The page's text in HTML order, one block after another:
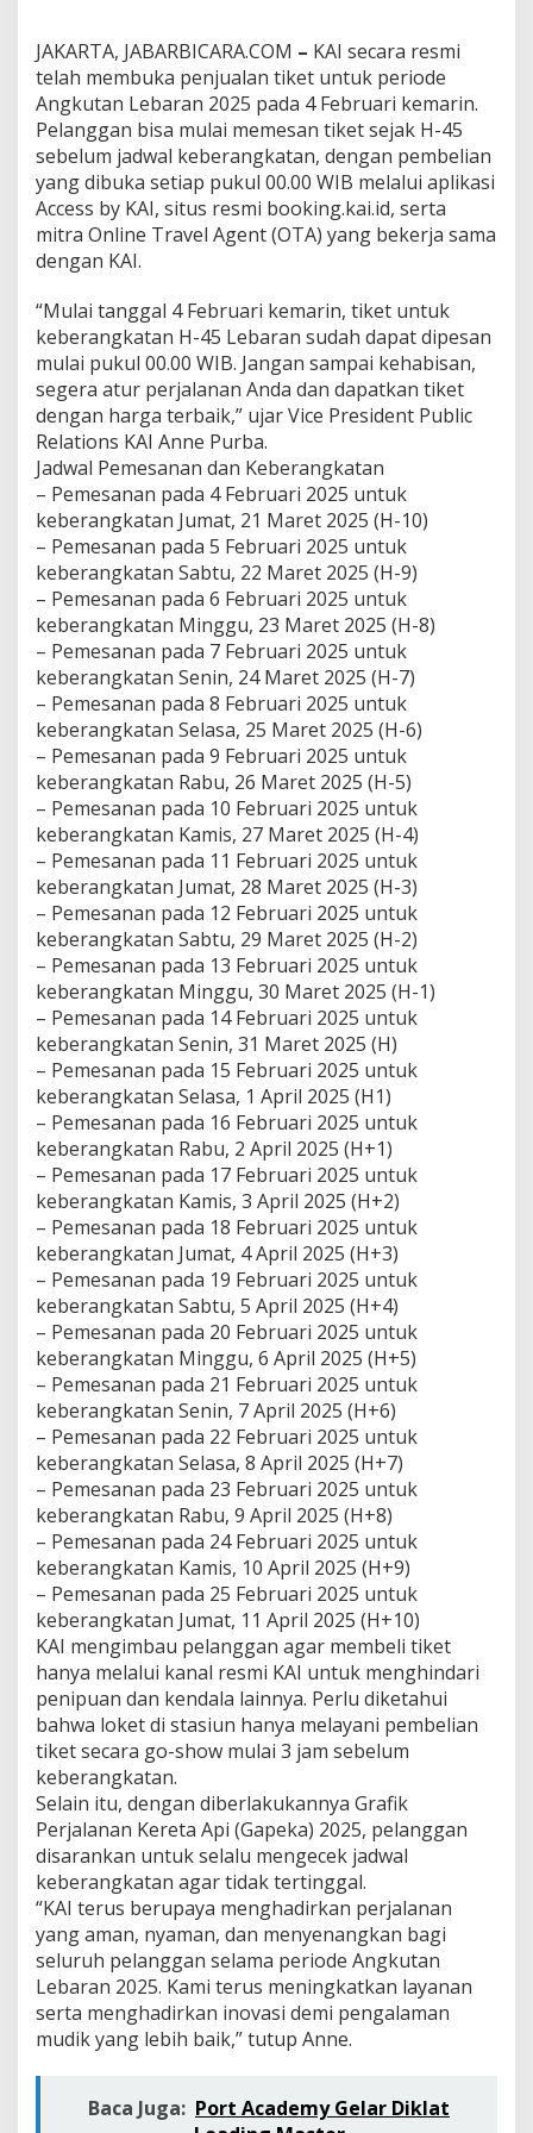
M
u
l
a
i
B
i
s
a
D
i
e
s
a
n
S
e
t
i
a
p
P
u
u
l
0
0
.
0
0
W
I
B
JAKARTA, JABARBICARA.COM – KAI secara resmi
telah membuka penjualan tiket untuk periode
Angkutan Lebaran 2025 pada 4 Februari kemarin.
Pelanggan bisa mulai memesan tiket sejak H-45
sebelum jadwal keberangkatan, dengan pembelian
yang dibuka setiap pukul 00.00 WIB melalui aplikasi
Access by KAI, situs resmi booking.kai.id, serta
mitra Online Travel Agent (OTA) yang bekerja sama
dengan KAI.
“Mulai tanggal 4 Februari kemarin, tiket untuk
keberangkatan H-45 Lebaran sudah dapat dipesan
mulai pukul 00.00 WIB. Jangan sampai kehabisan,
segera atur perjalanan Anda dan dapatkan tiket
dengan harga terbaik,” ujar Vice President Public
Relations KAI Anne Purba.
Jadwal Pemesanan dan Keberangkatan
– Pemesanan pada 4 Februari 2025 untuk
keberangkatan Jumat, 21 Maret 2025 (H-10)
– Pemesanan pada 5 Februari 2025 untuk
keberangkatan Sabtu, 22 Maret 2025 (H-9)
– Pemesanan pada 6 Februari 2025 untuk
keberangkatan Minggu, 23 Maret 2025 (H-8)
– Pemesanan pada 7 Februari 2025 untuk
keberangkatan Senin, 24 Maret 2025 (H-7)
– Pemesanan pada 8 Februari 2025 untuk
keberangkatan Selasa, 25 Maret 2025 (H-6)
– Pemesanan pada 9 Februari 2025 untuk
keberangkatan Rabu, 26 Maret 2025 (H-5)
– Pemesanan pada 10 Februari 2025 untuk
keberangkatan Kamis, 27 Maret 2025 (H-4)
– Pemesanan pada 11 Februari 2025 untuk
keberangkatan Jumat, 28 Maret 2025 (H-3)
– Pemesanan pada 12 Februari 2025 untuk
keberangkatan Sabtu, 29 Maret 2025 (H-2)
– Pemesanan pada 13 Februari 2025 untuk
keberangkatan Minggu, 30 Maret 2025 (H-1)
– Pemesanan pada 14 Februari 2025 untuk
keberangkatan Senin, 31 Maret 2025 (H)
– Pemesanan pada 15 Februari 2025 untuk
keberangkatan Selasa, 1 April 2025 (H1)
– Pemesanan pada 16 Februari 2025 untuk
keberangkatan Rabu, 2 April 2025 (H+1)
– Pemesanan pada 17 Februari 2025 untuk
keberangkatan Kamis, 3 April 2025 (H+2)
– Pemesanan pada 18 Februari 2025 untuk
keberangkatan Jumat, 4 April 2025 (H+3)
– Pemesanan pada 19 Februari 2025 untuk
keberangkatan Sabtu, 5 April 2025 (H+4)
– Pemesanan pada 20 Februari 2025 untuk
keberangkatan Minggu, 6 April 2025 (H+5)
– Pemesanan pada 21 Februari 2025 untuk
keberangkatan Senin, 7 April 2025 (H+6)
– Pemesanan pada 22 Februari 2025 untuk
keberangkatan Selasa, 8 April 2025 (H+7)
– Pemesanan pada 23 Februari 2025 untuk
keberangkatan Rabu, 9 April 2025 (H+8)
– Pemesanan pada 24 Februari 2025 untuk
keberangkatan Kamis, 10 April 2025 (H+9)
– Pemesanan pada 25 Februari 2025 untuk
keberangkatan Jumat, 11 April 2025 (H+10)
KAI mengimbau pelanggan agar membeli tiket
hanya melalui kanal resmi KAI untuk menghindari
penipuan dan kendala lainnya. Perlu diketahui
bahwa loket di stasiun hanya melayani pembelian
tiket secara go-show mulai 3 jam sebelum
keberangkatan.
Selain itu, dengan diberlakukannya Grafik
Perjalanan Kereta Api (Gapeka) 2025, pelanggan
disarankan untuk selalu mengecek jadwal
keberangkatan agar tidak tertinggal.
“KAI terus berupaya menghadirkan perjalanan
yang aman, nyaman, dan menyenangkan bagi
seluruh pelanggan selama periode Angkutan
Lebaran 2025. Kami terus meningkatkan layanan
serta menghadirkan inovasi demi pengalaman
mudik yang lebih baik,” tutup Anne.
Baca Juga: Port Academy Gelar Diklat